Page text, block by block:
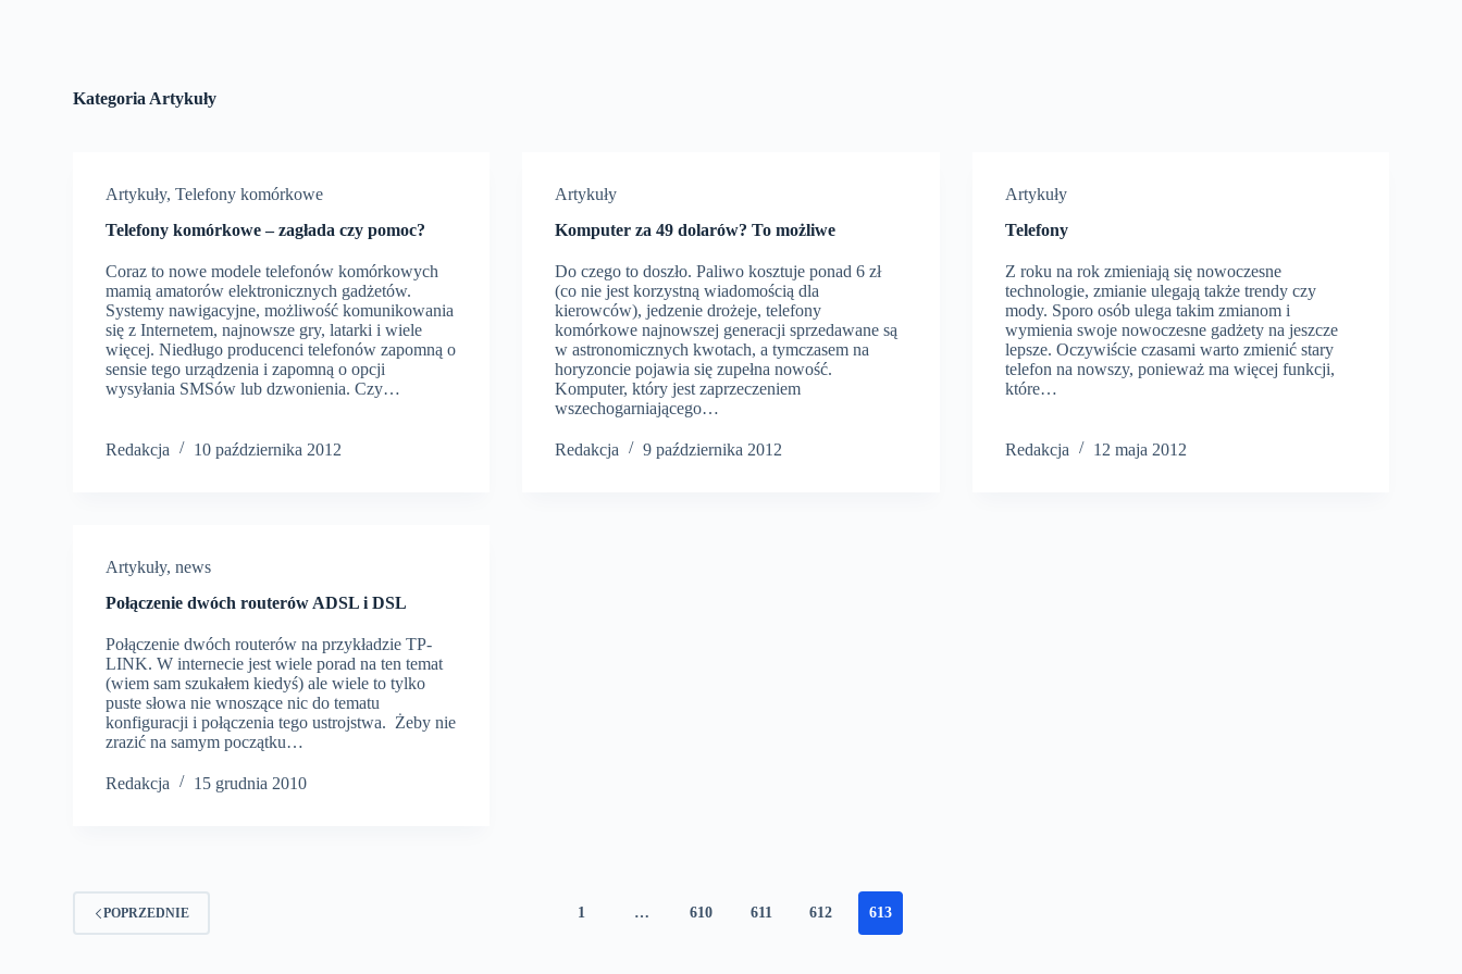
Kategoria Artykuły
Artykuły,Telefony komórkowe
Telefony komórkowe – zagłada czy pomoc?
Coraz to nowe modele telefonów komórkowych
mamią amatorów elektronicznych gadżetów.
Systemy nawigacyjne, możliwość komunikowania
się z Internetem, najnowsze gry, latarki i wiele
więcej. Niedługo producenci telefonów zapomną o
sensie tego urządzenia i zapomną o opcji
wysyłania SMSów lub dzwonienia. Czy…
Redakcja 10 października 2012
Artykuły
Komputer za 49 dolarów? To możliwe
Do czego to doszło. Paliwo kosztuje ponad 6 zł
(co nie jest korzystną wiadomością dla
kierowców), jedzenie drożeje, telefony
komórkowe najnowszej generacji sprzedawane są
w astronomicznych kwotach, a tymczasem na
horyzoncie pojawia się zupełna nowość.
Komputer, który jest zaprzeczeniem
wszechogarniającego…
Redakcja 9 października 2012
Artykuły
Telefony
Z roku na rok zmieniają się nowoczesne
technologie, zmianie ulegają także trendy czy
mody. Sporo osób ulega takim zmianom i
wymienia swoje nowoczesne gadżety na jeszcze
lepsze. Oczywiście czasami warto zmienić stary
telefon na nowszy, ponieważ ma więcej funkcji,
które…
Redakcja 12 maja 2012
Artykuły,news
Połączenie dwóch routerów ADSL i DSL
Połączenie dwóch routerów na przykładzie TP-
LINK. W internecie jest wiele porad na ten temat
(wiem sam szukałem kiedyś) ale wiele to tylko
puste słowa nie wnoszące nic do tematu
konfiguracji i połączenia tego ustrojstwa. Żeby nie
zrazić na samym początku…
Redakcja 15 grudnia 2010
POPRZEDNIE 1 … 610 611 612 613